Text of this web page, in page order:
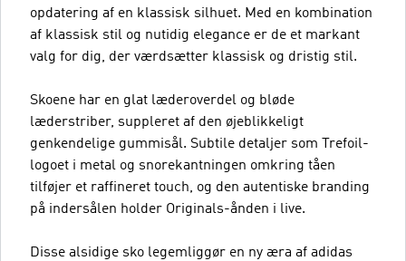
opdatering af en klassisk silhuet. Med en kombination
af klassisk stil og nutidig elegance er de et markant
valg for dig, der værdsætter klassisk og dristig stil.
Skoene har en glat læderoverdel og bløde
læderstriber, suppleret af den øjeblikkeligt
genkendelige gummisål. Subtile detaljer som Trefoil-
logoet i metal og snorekantningen omkring tåen
tilføjer et raffineret touch, og den autentiske branding
på indersålen holder Originals-ånden i live.
Disse alsidige sko legemliggør en ny æra af adidas